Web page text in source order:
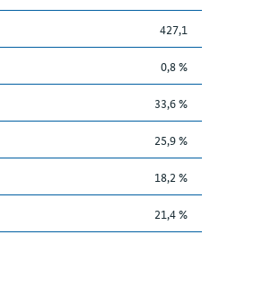
427,1
0,8 %
33,6 %
25,9 %
18,2 %
21,4 %